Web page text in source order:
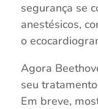
segurança se
anestésicos,
o
Agora
seu
Em breve,